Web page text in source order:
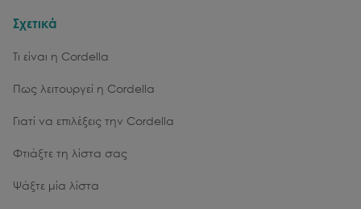
Σχετικά
Τι είναι η Cordella
Πως λειτουργεί η Cordella
Γιατί να επιλέξεις την Cordella
Φτιάξτε τη λίστα σας
Ψάξτε μία λίστα